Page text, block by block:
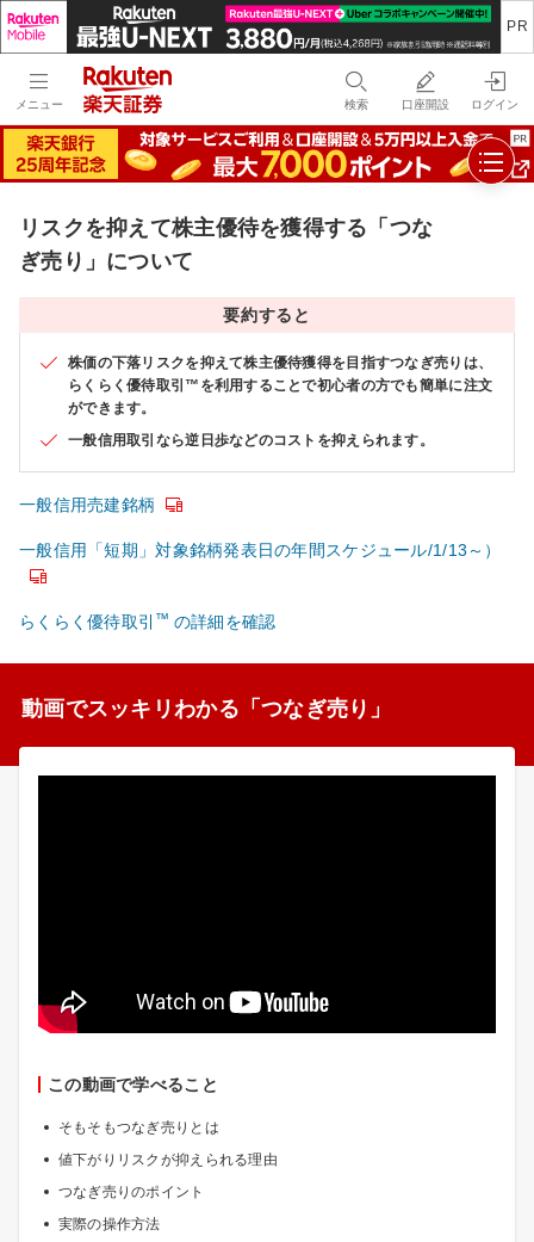
メニュー 検索 口座開設 ログイン
リスクを抑えて株主優待を獲得する「つな
ぎ売り」について
要約すると
株価の下落リスクを抑えて株主優待獲得を目指すつなぎ売りは、
らくらく優待取引™を利用することで初心者の方でも簡単に注文
ができます。
一般信用取引なら逆日歩などのコストを抑えられます。
一般信用売建銘柄
一般信用「短期」対象銘柄発表日の年間スケジュール/1/13～）
らくらく優待取引 ™ の詳細を確認
動画でスッキリわかる「つなぎ売り」
この動画で学べること
そもそもつなぎ売りとは
値下がりリスクが抑えられる理由
つなぎ売りのポイント
実際の操作方法